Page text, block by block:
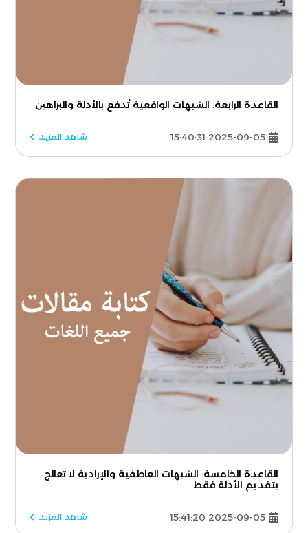
القاعدة الرابعة: الشبهات الواقعية تُدفع بالأدلة والبراهين
2025-09-05 15:40:31 شاهد المزيد
القاعدة الخامسة: الشبهات العاطفية والإرادية لا تعالج
بتقديم الأدلة فقط
2025-09-05 15:41:20 شاهد المزيد